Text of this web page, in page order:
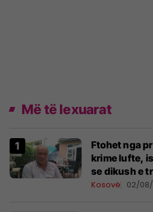
Më të lexuarat
Ftohet nga
krime lufte,
se dikush e
Kosovë 02/